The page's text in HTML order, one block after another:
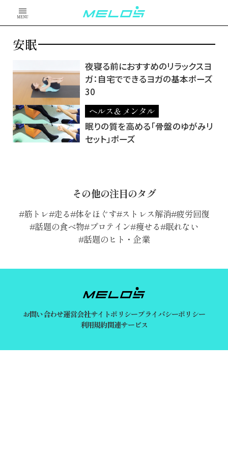
MENU
安眠
夜寝る前におすすめのリラックスヨ
ガ：自宅でできるヨガの基本ポーズ
30
ヘルス＆メンタル
眠りの質を高める「骨盤のゆがみリ
セット」ポーズ
その他の注目のタグ
筋トレ 走る 体をほぐす ストレス解消 疲労回復
話題の食べ物 プロテイン 痩せる 眠れない
話題のヒト・企業
お問い合わせ運営会社サイトポリシープライバシーポリシー
利用規約関連サービス